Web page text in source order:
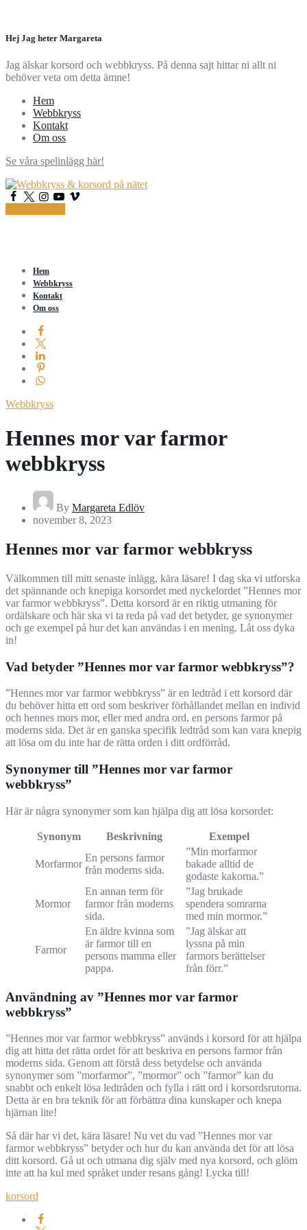
Hej Jag heter Margareta
Jag älskar korsord och webbkryss. På denna sajt hittar ni allt ni
behöver veta om detta ämne!
Hem
Webbkryss
Kontakt
Om oss
Se våra spelinlägg här!
Hem
Webbkryss
Kontakt
Om oss
Webbkryss
Hennes mor var farmor
webbkryss
By Margareta Edlöv
november 8, 2023
Hennes mor var farmor webbkryss
Välkommen till mitt senaste inlägg, kära läsare! I dag ska vi utforska
det spännande och knepiga korsordet med nyckelordet ”Hennes mor
var farmor webbkryss”. Detta korsord är en riktig utmaning för
ordälskare och här ska vi ta reda på vad det betyder, ge synonymer
och ge exempel på hur det kan användas i en mening. Låt oss dyka
in!
Vad betyder ”Hennes mor var farmor webbkryss”?
”Hennes mor var farmor webbkryss” är en ledtråd i ett korsord där
du behöver hitta ett ord som beskriver förhållandet mellan en individ
och hennes mors mor, eller med andra ord, en persons farmor på
moderns sida. Det är en ganska specifik ledtråd som kan vara knepig
att lösa om du inte har de rätta orden i ditt ordförråd.
Synonymer till ”Hennes mor var farmor
webbkryss”
Här är några synonymer som kan hjälpa dig att lösa korsordet:
Synonym Beskrivning Exempel
Morfarmor
En persons farmor
från moderns sida.
”Min morfarmor
bakade alltid de
godaste kakorna.”
Mormor
En annan term för
farmor från moderns
sida.
”Jag brukade
spendera somrarna
med min mormor.”
Farmor
En äldre kvinna som
är farmor till en
persons mamma eller
pappa.
”Jag älskar att
lyssna på min
farmors berättelser
från förr.”
Användning av ”Hennes mor var farmor
webbkryss”
”Hennes mor var farmor webbkryss” används i korsord för att hjälpa
dig att hitta det rätta ordet för att beskriva en persons farmor från
moderns sida. Genom att förstå dess betydelse och använda
synonymer som ”morfarmor”, ”mormor” och ”farmor” kan du
snabbt och enkelt lösa ledtråden och fylla i rätt ord i korsordsrutorna.
Detta är en bra teknik för att förbättra dina kunskaper och knepa
hjärnan lite!
Så där har vi det, kära läsare! Nu vet du vad ”Hennes mor var
farmor webbkryss” betyder och hur du kan använda det för att lösa
ditt korsord. Gå ut och utmana dig själv med nya korsord, och glöm
inte att ha kul med språket under resans gång! Lycka till!
korsord